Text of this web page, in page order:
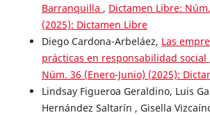
Barranquilla , Dictamen Libre:
(2025): Dictamen Libre
Diego Cardona-Arbeláez, Las
prácticas en responsabilidad social
Núm. 36 (Enero-Junio) (2025):
Lindsay Figueroa Geraldino, Luis
Hernández Saltarín , Gisella